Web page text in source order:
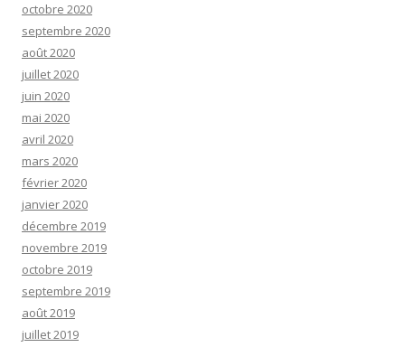
octobre 2020
septembre 2020
août 2020
juillet 2020
juin 2020
mai 2020
avril 2020
mars 2020
février 2020
janvier 2020
décembre 2019
novembre 2019
octobre 2019
septembre 2019
août 2019
juillet 2019